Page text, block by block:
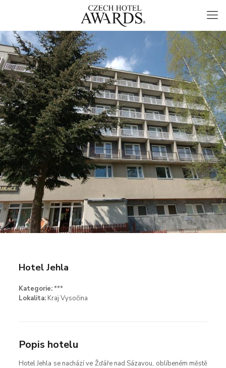
Hotel Jehla
Kategorie:***
Lokalita:Kraj Vysočina
Popis hotelu
Hotel Jehla se nachází ve Žďáře nad Sázavou, oblíbeném městě